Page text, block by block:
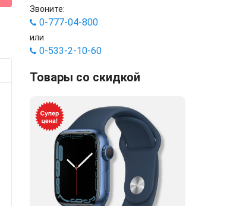
Звоните:
0-777-04-800
или
0-533-2-10-60
Товары со скидкой